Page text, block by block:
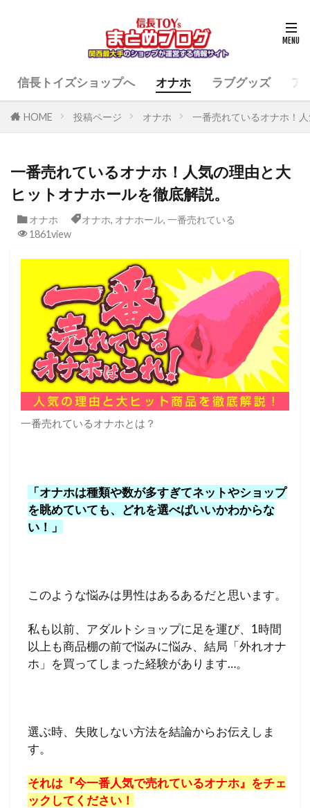
信長トイズショップへ オナホ ラブグッズ ア
HOME 投稿ページ オナホ 一番売れているオナホ！
一番売れているオナホ！人気の理由と大
ヒットオナホールを徹底解説。
オナホ オナホ, オナホール, 一番売れている
1861view
一番売れているオナホとは？
「オナホは種類や数が多すぎてネットやショップ
を眺めていても、どれを選べばいいかわからな
い！」
このような悩みは男性はあるあるだと思います。
私も以前、アダルトショップに足を運び、1時間
以上も商品棚の前で悩みに悩み、結局「外れオナ
ホ」を買ってしまった経験があります…。
選ぶ時、失敗しない方法を結論からお伝えしま
す。
それは『今一番人気で売れているオナホ』をチェ
ックしてください！